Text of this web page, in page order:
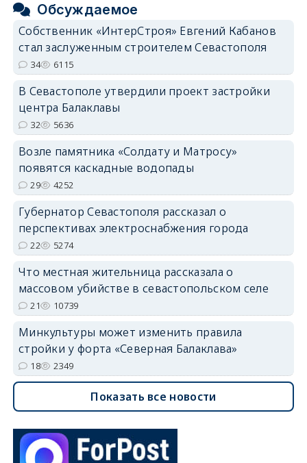
Обсуждаемое
Собственник «ИнтерСтроя» Евгений Кабанов
стал заслуженным строителем Севастополя
34 6115
В Севастополе утвердили проект застройки
центра Балаклавы
32 5636
Возле памятника «Солдату и Матросу»
появятся каскадные водопады
29 4252
Губернатор Севастополя рассказал о
перспективах электроснабжения города
22 5274
Что местная жительница рассказала о
массовом убийстве в севастопольском селе
21 10739
Минкультуры может изменить правила
стройки у форта «Северная Балаклава»
18 2349
Показать все новости